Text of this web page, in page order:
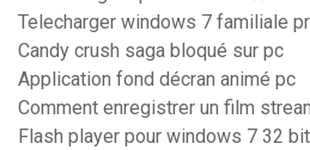
Telecharger windows 7 familiale
Candy crush saga bloqué sur pc
Application fond décran animé pc
Comment enregistrer un film
Flash player pour windows 7 32